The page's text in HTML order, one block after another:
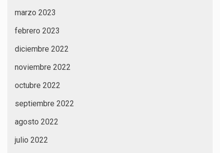
marzo 2023
febrero 2023
diciembre 2022
noviembre 2022
octubre 2022
septiembre 2022
agosto 2022
julio 2022